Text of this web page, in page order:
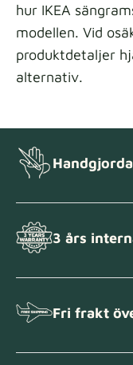
hur IKEA
modellen. Vid
produktdetaljer
alternativ.
3 års
Fri frakt